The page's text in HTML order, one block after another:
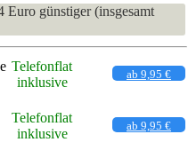
Euro günstiger (insgesamt
Telefonflat
inklusive
ab 9,95 €
Telefonflat
inklusive
ab 9,95 €